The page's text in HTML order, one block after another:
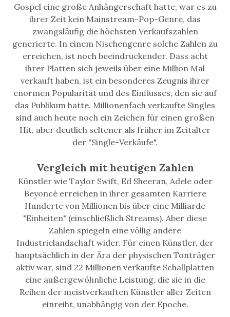
Gospel eine große Anhängerschaft hatte, war es zu
ihrer Zeit kein Mainstream-Pop-Genre, das
zwangsläufig die höchsten Verkaufszahlen
generierte. In einem Nischengenre solche Zahlen zu
erreichen, ist noch beeindruckender. Dass acht
ihrer Platten sich jeweils über eine Million Mal
verkauft haben, ist ein besonderes Zeugnis ihrer
enormen Popularität und des Einflusses, den sie auf
das Publikum hatte. Millionenfach verkaufte Singles
sind auch heute noch ein Zeichen für einen großen
Hit, aber deutlich seltener als früher im Zeitalter
der "Single-Verkäufe".
Vergleich mit heutigen Zahlen
Künstler wie Taylor Swift, Ed Sheeran, Adele oder
Beyoncé erreichen in ihrer gesamten Karriere
Hunderte von Millionen bis über eine Milliarde
"Einheiten" (einschließlich Streams). Aber diese
Zahlen spiegeln eine völlig andere
Industrielandschaft wider. Für einen Künstler, der
hauptsächlich in der Ära der physischen Tonträger
aktiv war, sind 22 Millionen verkaufte Schallplatten
eine außergewöhnliche Leistung, die sie in die
Reihen der meistverkauften Künstler aller Zeiten
einreiht, unabhängig von der Epoche.